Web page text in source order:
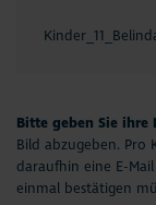
Bitte geben Sie ihre
Bild abzugeben. Pro
daraufhin eine E-
einmal bestätigen